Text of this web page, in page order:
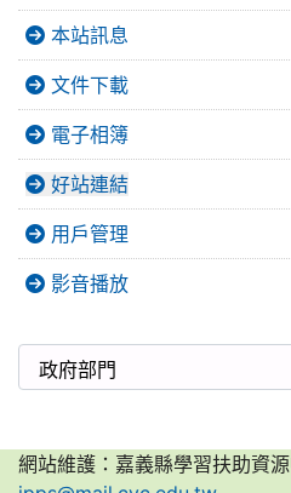
本站訊息
文件下載
電子相簿
好站連結
用戶管理
影音播放
網站維護：嘉義縣學習扶助資